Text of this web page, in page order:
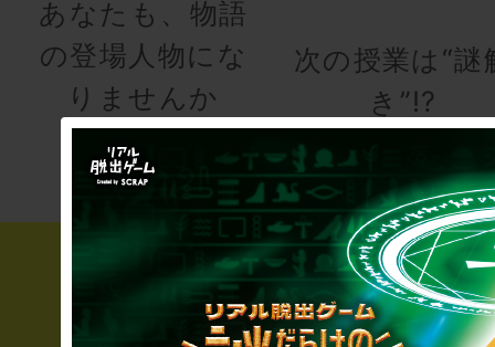
あなたも、物語
の登場人物にな
りませんか
次の授業は“謎
き”!?